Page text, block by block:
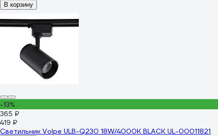
В корзину
-13%
365 ₽
419 ₽
Светильник Volpe ULB-Q230 18W/4000К BLACK UL-00011821